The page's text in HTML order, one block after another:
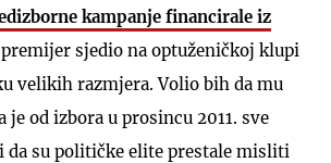
kampanje financirale iz
premijer sjedio na optuženičkoj klupi
velikih razmjera. Volio bih da mu
je od izbora u prosincu 2011. sve
da su političke elite prestale misliti